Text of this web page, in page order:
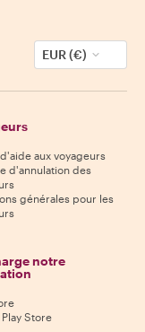
EUR (€)
aux voyageurs
d'annulation des
générales pour les
notre
Store